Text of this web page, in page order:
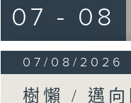
07 - 08
07/08/2026
樹懶 / 邁向